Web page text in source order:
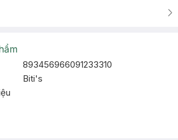
893456966091233310
Biti's